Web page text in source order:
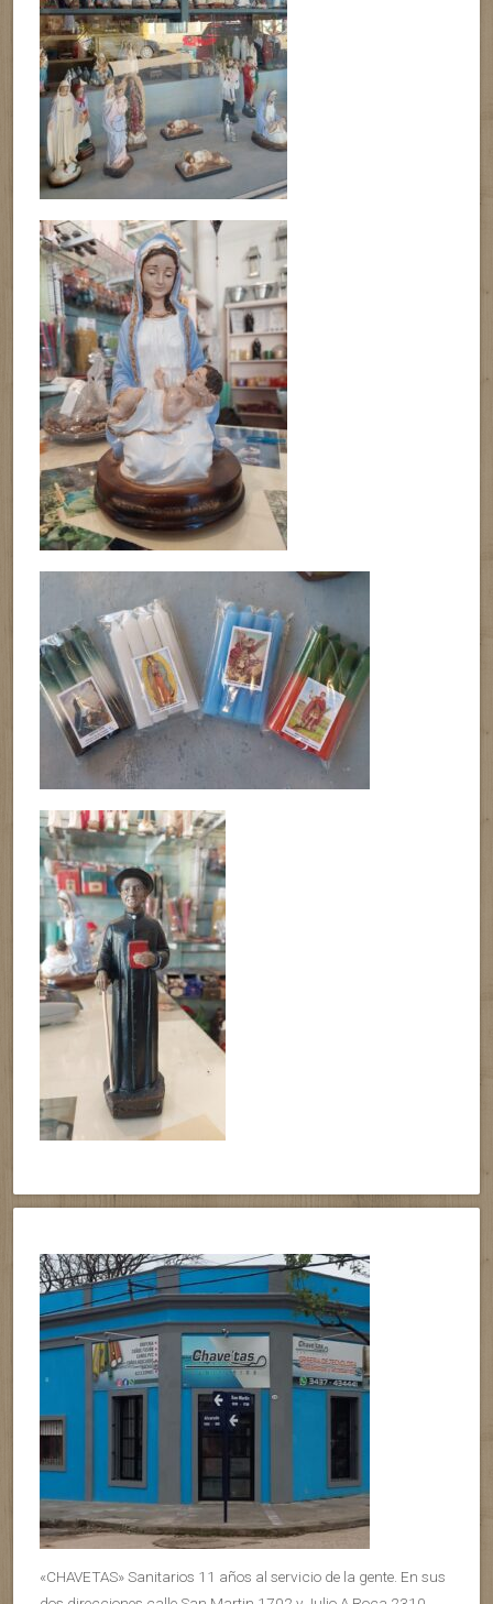
«CHAVETAS» Sanitarios 11 años al servicio de la gente. En sus